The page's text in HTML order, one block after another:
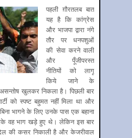
पहली ग़ौरतलब बात
यह है कि कांग्रेस
और भाजपा द्वारा नंगे
तौर पर धनपशुओं
की सेवा करने वाली
और पूँजीपरस्त
नीतियों को लागू
किये जाने के
खुलकर निकला है। पिछली बार
को स्पष्ट बहुमत नहीं मिला था और
भागने के लिए उनके पास एक बहाना
वह भाग खड़े हुए थे। लेकिन इस बार
की कसर निकाली है और केजरीवाल